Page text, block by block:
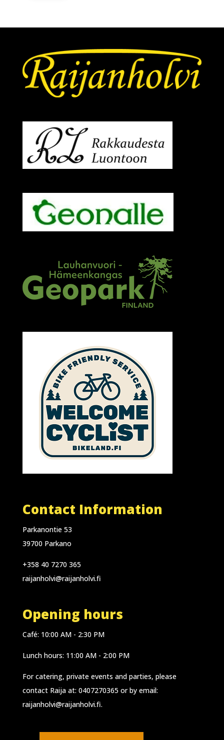
Contact Information
Parkanontie 53
39700 Parkano
+358 40 7270 365
raijanholvi@raijanholvi.fi
Opening hours
Café: 10:00 AM - 2:30 PM
Lunch hours: 11:00 AM - 2:00 PM
For catering, private events and parties, please
contact Raija at: 0407270365 or by email:
raijanholvi@raijanholvi.fi.